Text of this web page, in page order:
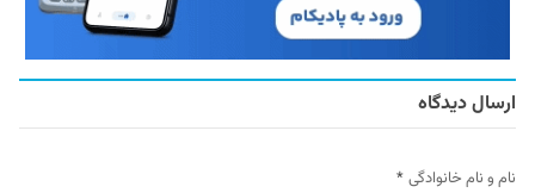
ارسال دیدگاه
نام و نام خانوادگی *